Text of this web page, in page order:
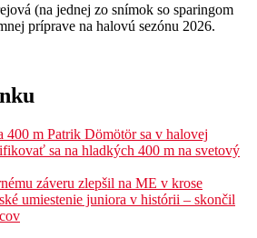
(na jednej zo snímok so sparingom
príprave na halovú sezónu 2026.
400 m Patrik Dömötör sa v halovej
sa na hladkých 400 m na svetový
záveru zlepšil na ME v krose
umiestenie juniora v histórii – skončil